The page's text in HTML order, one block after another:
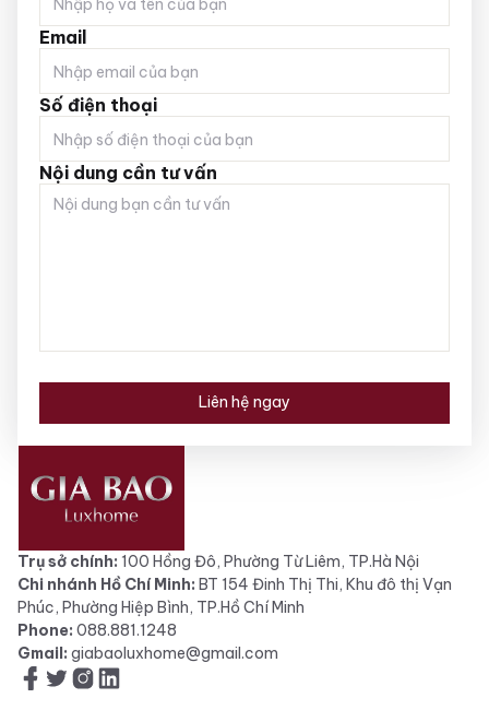
Email
Số điện thoại
Nội dung cần tư vấn
Liên hệ ngay
Trụ sở chính: 100 Hồng Đô, Phường Từ Liêm, TP.Hà Nội
Chi nhánh Hồ Chí Minh: BT 154 Đinh Thị Thi, Khu đô thị Vạn
Phúc, Phường Hiệp Bình, TP.Hồ Chí Minh
Phone: 088.881.1248
Gmail: giabaoluxhome@gmail.com